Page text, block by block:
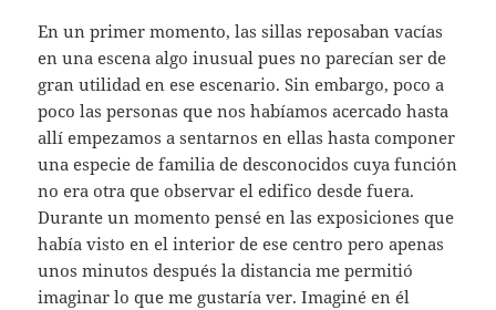
En un primer momento, las sillas reposaban vacías
en una escena algo inusual pues no parecían ser de
gran utilidad en ese escenario. Sin embargo, poco a
poco las personas que nos habíamos acercado hasta
allí empezamos a sentarnos en ellas hasta componer
una especie de familia de desconocidos cuya función
no era otra que observar el edifico desde fuera.
Durante un momento pensé en las exposiciones que
había visto en el interior de ese centro pero apenas
unos minutos después la distancia me permitió
imaginar lo que me gustaría ver. Imaginé en él